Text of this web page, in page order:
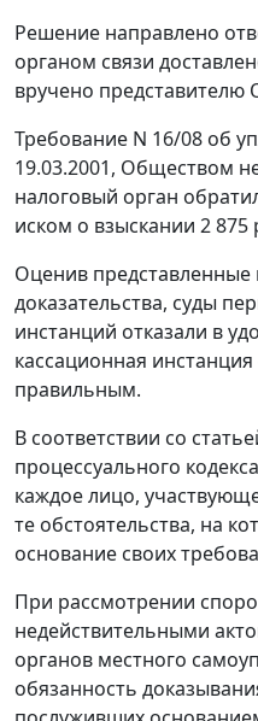
Решение направлено
органом связи
вручено представителю
Требование N 16/08 об
19.03.2001, Обществом
налоговый орган
иском о взыскании 2
Оценив
доказательства, суды
инстанций отказали в
кассационная
правильным.
В соответствии со
процессуального
каждое лицо,
те обстоятельства, на
основание своих
При рассмотрении
недействительными
органов местного
обязанность